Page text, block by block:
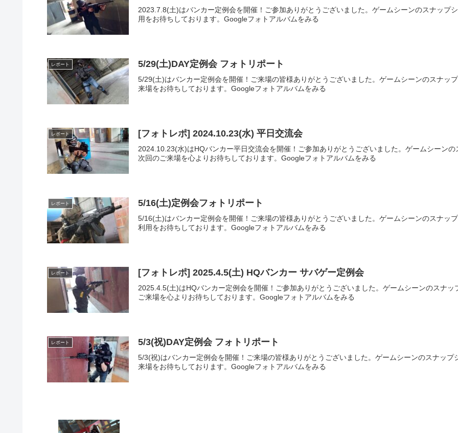
2023.7.8(土)はバンカー定例会を開催！ご参加ありがとうございました。ゲームシーンのスナップ
用をお待ちしております。Googleフォトアルバムをみる
レポート 5/29(土)DAY定例会 フォトリポート
5/29(土)はバンカー定例会を開催！ご来場の皆様ありがとうございました。ゲームシーンのスナッ
来場をお待ちしております。Googleフォトアルバムをみる
レポート [フォトレポ] 2024.10.23(水) 平日交流会
2024.10.23(水)はHQバンカー平日交流会を開催！ご参加ありがとうございました。ゲームシーン
次回のご来場を心よりお待ちしております。Googleフォトアルバムをみる
レポート 5/16(土)定例会フォトリポート
5/16(土)はバンカー定例会を開催！ご来場の皆様ありがとうございました。ゲームシーンのスナッ
利用をお待ちしております。Googleフォトアルバムをみる
レポート [フォトレポ] 2025.4.5(土) HQバンカー サバゲー定例会
2025.4.5(土)はHQバンカー定例会を開催！ご参加ありがとうございました。ゲームシーンのスナ
ご来場を心よりお待ちしております。Googleフォトアルバムをみる
レポート 5/3(祝)DAY定例会 フォトリポート
5/3(祝)はバンカー定例会を開催！ご来場の皆様ありがとうございました。ゲームシーンのスナッ
来場をお待ちしております。Googleフォトアルバムをみる